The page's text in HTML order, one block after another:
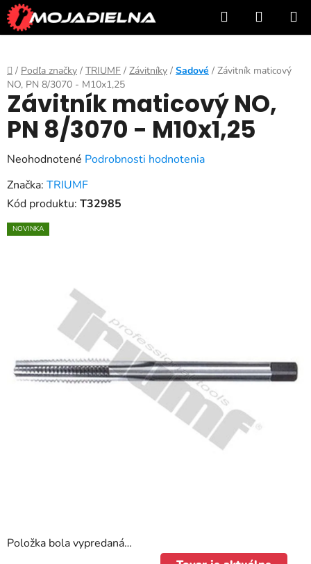
Prejsť
na
obsah
Hľadať
KOŠÍK
Domov
/ Podľa značky / TRIUMF / Závitníky / Sadové / Závitník maticový
NO, PN 8/3070 - M10x1,25
Položka bola vypredaná…
Závitník maticový NO,
PN 8/3070 - M10x1,25
Priemerné
hodnotenie
produktu
0,0
Neohodnotené Podrobnosti hodnotenia
Značka: TRIUMF
Kód produktu: T32985
NOVINKA